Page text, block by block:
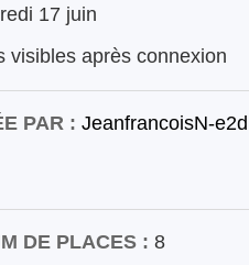
17 juin
visibles après connexion
PAR : JeanfrancoisN-
DE PLACES : 8